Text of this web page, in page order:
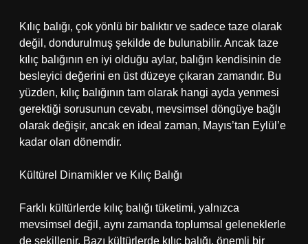
Kılıç balığı, çok yönlü bir balıktır ve sadece taze olarak
değil, dondurulmuş şekilde de bulunabilir. Ancak taze
kılıç balığının en iyi olduğu aylar, balığın kendisinin de
besleyici değerini en üst düzeye çıkaran zamandır. Bu
yüzden, kılıç balığının tam olarak hangi ayda yenmesi
gerektiği sorusunun cevabı, mevsimsel döngüye bağlı
olarak değişir, ancak en ideal zaman, Mayıs’tan Eylül’e
kadar olan dönemdir.
Kültürel Dinamikler ve Kılıç Balığı
Farklı kültürlerde kılıç balığı tüketimi, yalnızca
mevsimsel değil, aynı zamanda toplumsal geleneklerle
de şekillenir. Bazı kültürlerde kılıç balığı, önemli bir